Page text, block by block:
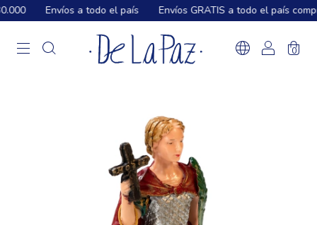
Envíos a todo el país Envíos GRATIS a todo el país
0